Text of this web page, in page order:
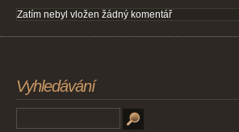
Zatím nebyl vložen žádný komentář
Vyhledávání